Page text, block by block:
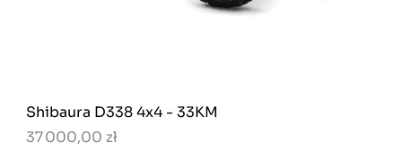
Shibaura D338 4x4 - 33KM
37 000,00 zł